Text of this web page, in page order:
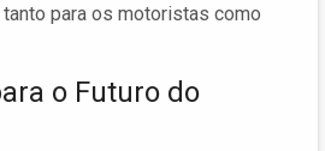
para os motoristas como
o Futuro do